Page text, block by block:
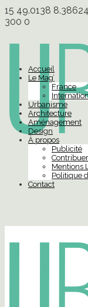
15 49.0138 8.38624
300 0
Accueil
Le Mag’
France
Urbanisme
Architecture
Aménagement
Design
À propos
Publicité
Contribuer
Mentions
Politique
Contact